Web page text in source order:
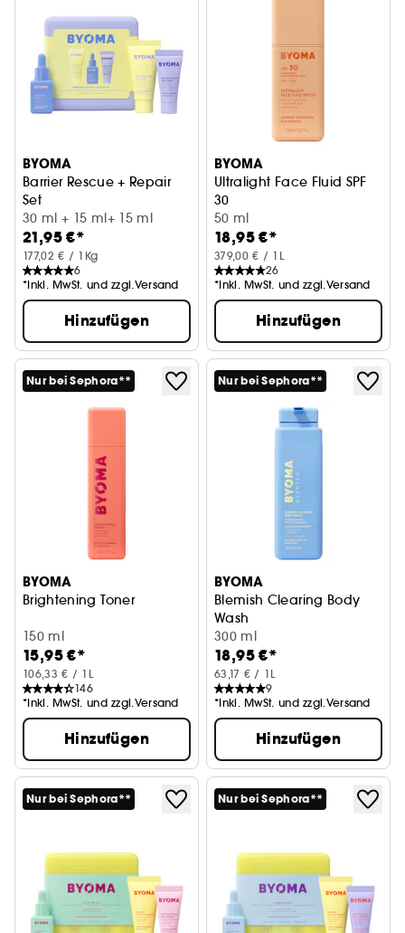
BYOMA
Barrier Rescue + Repair
Set
Feuchtigkeitsspendendes Pflegeset
30 ml + 15 ml+ 15 ml
21,95 €*
177,02 € / 1Kg
6
*Inkl. MwSt. und zzgl.Versand
Hinzufügen
BYOMA
Ultralight Face Fluid SPF
30
Sonnenschutz
50 ml
18,95 €*
379,00 € / 1L
26
*Inkl. MwSt. und zzgl.Versand
Hinzufügen
Nur bei Sephora**
BYOMA
Brightening Toner
150 ml
15,95 €*
106,33 € / 1L
146
*Inkl. MwSt. und zzgl.Versand
Hinzufügen
Nur bei Sephora**
BYOMA
Blemish Clearing Body
Wash
Duschgel gegen
300 ml
18,95 €*
63,17 € / 1L
9
*Inkl. MwSt. und zzgl.Versand
Hinzufügen
Nur bei Sephora** Nur bei Sephora**